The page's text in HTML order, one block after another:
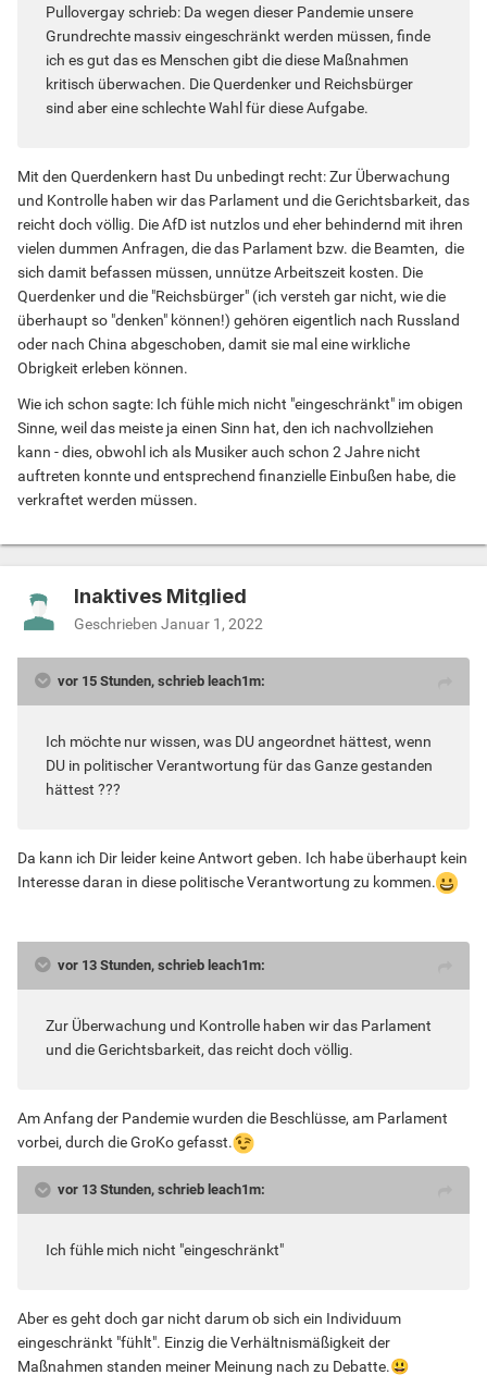
Pullovergay schrieb: Da wegen dieser Pandemie unsere
Grundrechte massiv eingeschränkt werden müssen, finde
ich es gut das es Menschen gibt die diese Maßnahmen
kritisch überwachen. Die Querdenker und Reichsbürger
sind aber eine schlechte Wahl für diese Aufgabe.
Mit den Querdenkern hast Du unbedingt recht: Zur Überwachung
und Kontrolle haben wir das Parlament und die Gerichtsbarkeit, das
reicht doch völlig. Die AfD ist nutzlos und eher behindernd mit ihren
vielen dummen Anfragen, die das Parlament bzw. die Beamten, die
sich damit befassen müssen, unnütze Arbeitszeit kosten. Die
Querdenker und die "Reichsbürger" (ich versteh gar nicht, wie die
überhaupt so "denken" können!) gehören eigentlich nach Russland
oder nach China abgeschoben, damit sie mal eine wirkliche
Obrigkeit erleben können.
Wie ich schon sagte: Ich fühle mich nicht "eingeschränkt" im obigen
Sinne, weil das meiste ja einen Sinn hat, den ich nachvollziehen
kann - dies, obwohl ich als Musiker auch schon 2 Jahre nicht
auftreten konnte und entsprechend finanzielle Einbußen habe, die
verkraftet werden müssen.
Inaktives Mitglied
Geschrieben Januar 1, 2022
vor 15 Stunden, schrieb leach1m:
Ich möchte nur wissen, was DU angeordnet hättest, wenn
DU in politischer Verantwortung für das Ganze gestanden
hättest ???
Da kann ich Dir leider keine Antwort geben. Ich habe überhaupt kein
Interesse daran in diese politische Verantwortung zu kommen.
vor 13 Stunden, schrieb leach1m:
Zur Überwachung und Kontrolle haben wir das Parlament
und die Gerichtsbarkeit, das reicht doch völlig.
Am Anfang der Pandemie wurden die Beschlüsse, am Parlament
vorbei, durch die GroKo gefasst.
vor 13 Stunden, schrieb leach1m:
Ich fühle mich nicht "eingeschränkt"
Aber es geht doch gar nicht darum ob sich ein Individuum
eingeschränkt "fühlt". Einzig die Verhältnismäßigkeit der
Maßnahmen standen meiner Meinung nach zu Debatte.😃